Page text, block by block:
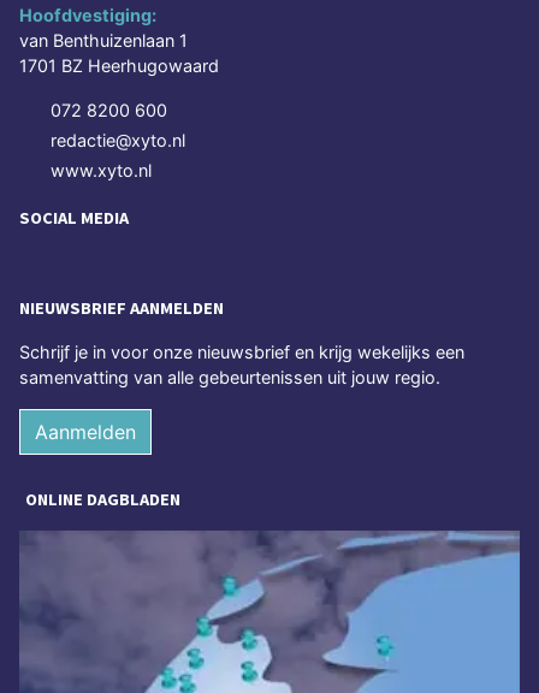
Hoofdvestiging:
van Benthuizenlaan 1
1701 BZ Heerhugowaard
072 8200 600
redactie@xyto.nl
www.xyto.nl
SOCIAL MEDIA
NIEUWSBRIEF AANMELDEN
Schrijf je in voor onze nieuwsbrief en krijg wekelijks een
samenvatting van alle gebeurtenissen uit jouw regio.
Aanmelden
ONLINE DAGBLADEN